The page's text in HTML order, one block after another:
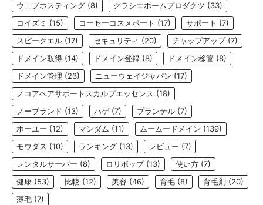
ウェブホスティング (8) クラシエホームプロダクツ (33)
コイズミ (15) コーセーコスメポート (17) サポート (7)
スピークエル (17) セキュリティ (20) チャップアップ(7)
ドメイン取得 (14) ドメイン登録 (8) ドメイン移管 (8)
ドメイン管理 (23) ニューウェイジャパン (17)
ノコアヘアサポートスカルプエッセンス (18)
ノーブランド (13) ハゲ (7) プランテル (7)
ホーユー (12) マンダム (11) ムームードメイン (139)
モウダス (10) ランキング (13) レビュー (7)
レンタルサーバー (8) ロリポップ(13) 使い方 (7)
健康 (53) 比較 (12) 美容 (46) 育毛 (8) 育毛剤 (20)
薄毛 (7)